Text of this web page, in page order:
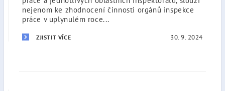
nejenom ke zhodnocení činnosti orgánů inspekce
práce v uplynulém roce...
ZJISTIT VÍCE 30. 9. 2024